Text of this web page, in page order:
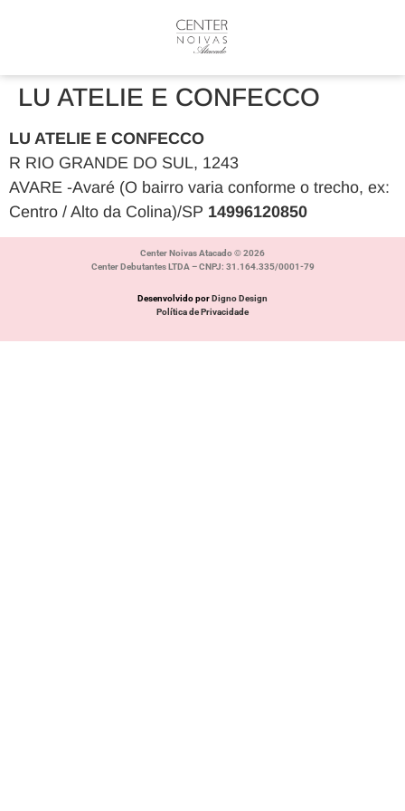
LU ATELIE E CONFECCO
LU ATELIE E CONFECCO
R RIO GRANDE DO SUL, 1243
AVARE -Avaré (O bairro varia conforme o trecho, ex:
Centro / Alto da Colina)/SP 14996120850
Center Noivas Atacado © 2026
Center Debutantes LTDA – CNPJ: 31.164.335/0001-79
Desenvolvido por Digno Design
Política de Privacidade